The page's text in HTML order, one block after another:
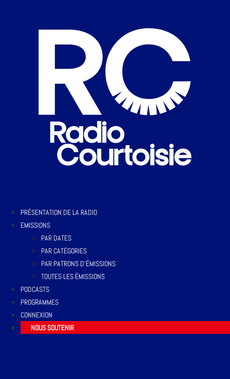
PRÉSENTATION DE LA RADIO
EMISSIONS
PAR DATES
PAR CATÉGORIES
PAR PATRONS D’ÉMISSIONS
TOUTES LES ÉMISSIONS
PODCASTS
PROGRAMMES
CONNEXION
NOUS SOUTENIR